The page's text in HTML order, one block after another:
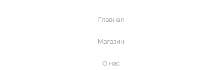
Главная
Магазин
О нас